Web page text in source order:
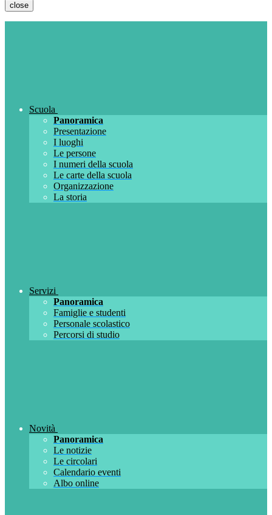
close
Scuola
Panoramica
Presentazione
I luoghi
Le persone
I numeri della scuola
Le carte della scuola
Organizzazione
La storia
Servizi
Panoramica
Famiglie e studenti
Personale scolastico
Percorsi di studio
Novità
Panoramica
Le notizie
Le circolari
Calendario eventi
Albo online